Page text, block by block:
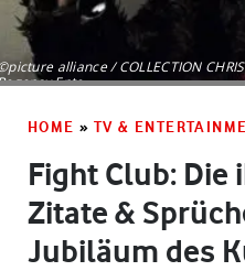
alliance / COLLECTION
Ente
HOME » TV &
Fight Club: Die
Zitate &
Jubiläum des